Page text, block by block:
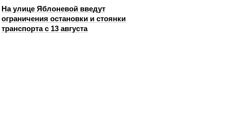
На улице Яблоневой введут
ограничения остановки и стоянки
транспорта с 13 августа